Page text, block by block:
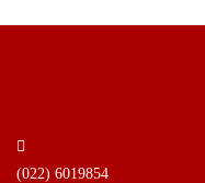
(022) 6019854